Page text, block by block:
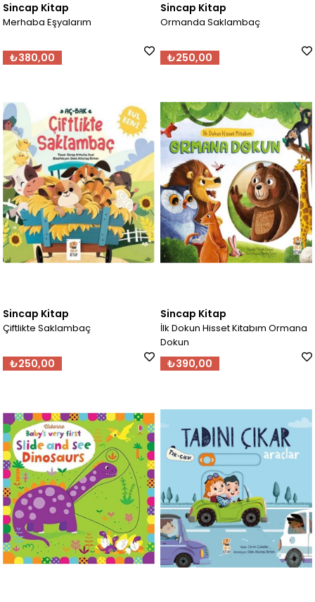
Sincap Kitap
Merhaba Eşyalarım
₺380,00
Sincap Kitap
Ormanda Saklambaç
₺250,00
Sincap Kitap
Çiftlikte Saklambaç
₺250,00
Sincap Kitap
İlk Dokun Hisset Kitabım Ormana
Dokun
₺390,00